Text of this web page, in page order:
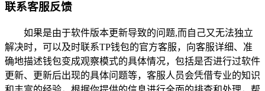
联系客服反馈
如果是由于软件版本更新导致的问题,而自己又无法独立
解决时，可以及时联系TP钱包的官方客服，向客服详细、准
确地描述钱包变成观察模式的具体情况，包括是否进行过软件
更新、更新后出现的具体问题等，客服人员会凭借专业的知识